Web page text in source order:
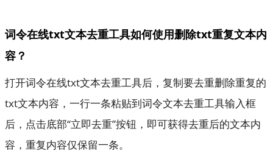
词令在线txt文本去重工具如何使用删除txt重复文本内
容？
打开词令在线txt文本去重工具后，复制要去重删除重复的
txt文本内容，一行一条粘贴到词令文本去重工具输入框
后，点击底部“立即去重”按钮，即可获得去重后的文本内
容，重复内容仅保留一条。